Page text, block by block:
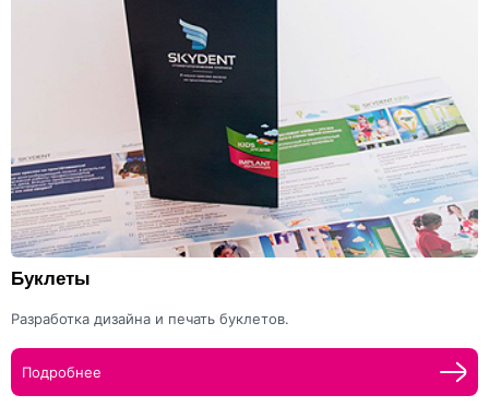
Буклеты
Разработка дизайна и печать буклетов.
Подробнее